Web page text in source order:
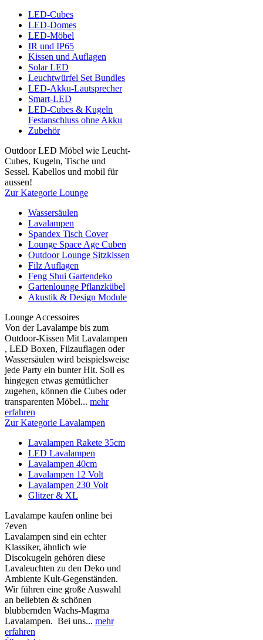
LED-Cubes
LED-Domes
LED-Möbel
IR und IP65
Kissen und Auflagen
Solar LED
Leuchtwürfel Set Bundles
LED-Akku-Lautsprecher
Smart-LED
LED-Cubes & Kugeln
Festanschluss ohne Akku
Zubehör
Outdoor LED Möbel wie Leucht-
Cubes, Kugeln, Tische und
Sessel. Kabellos und mobil für
aussen!
Zur Kategorie Lounge
Wassersäulen
Lavalampen
Spandex Tisch Cover
Lounge Space Age Cuben
Outdoor Lounge Sitzkissen
Filz Auflagen
Feng Shui Gartendeko
Gartenlounge Pflanzkübel
Akustik & Design Module
Lounge Accessoires
Von der Lavalampe bis zum
Outdoor-Kissen Mit Lavalampen
, LED Boxen, Filzauflagen oder
Wassersäulen wird beispielsweise
jede Party ein bunter Hit. Soll es
hingegen etwas gemütlicher
zugehen, können die Cubes oder
transparenten Möbel... mehr
erfahren
Zur Kategorie Lavalampen
Lavalampen Rakete 35cm
LED Lavalampen
Lavalampen 40cm
Lavalampen 12 Volt
Lavalampen 230 Volt
Glitzer & XL
Lavalampe kaufen online bei
7even
Lavalampen sind ein echter
Klassiker, ähnlich wie
Discokugeln gehören diese
Lavaleuchten zu den Deko und
Ambiente Kult-Gegenständen.
Wir führen eine große Auswahl
an beliebten & schönen
blubbernden Wachs-Magma
Lavalampen. Bei uns... mehr
erfahren